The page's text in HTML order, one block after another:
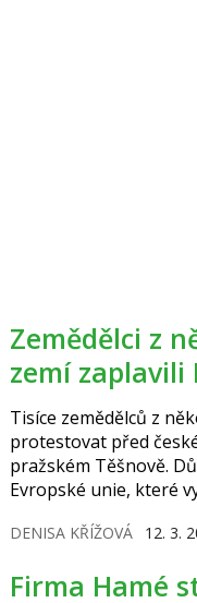
Zemědělci z několika evropských
zemí zaplavili
Tisíce zemědělců z
protestovat před
pražském Těšnově.
Evropské unie, které
60 procent dotací,
DENISA KŘÍŽOVÁ 12. 3.
Firma Hamé stáhla z prodeje